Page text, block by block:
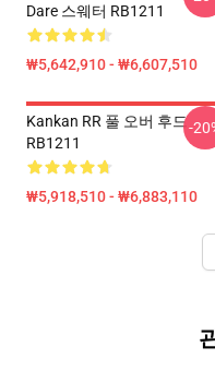
Dare 스웨터 RB1211
₩5,642,910 - ₩6,607,510
Kankan RR 풀 오버 후드
RB1211
₩5,918,510 - ₩6,883,110
-